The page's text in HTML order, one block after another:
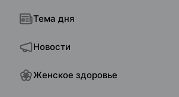
Тема дня
Новости
Женское здоровье